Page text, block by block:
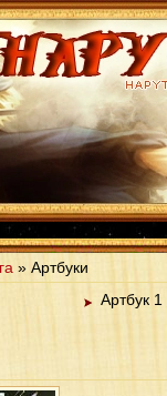
» Артбуки
Артбук 1